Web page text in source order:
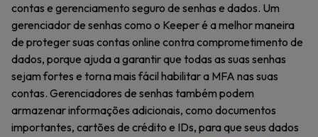
contas e gerenciamento seguro de senhas e dados. Um
gerenciador de senhas como o Keeper é a melhor maneira
de proteger suas contas online contra comprometimento de
dados, porque ajuda a garantir que todas as suas senhas
sejam fortes e torna mais fácil habilitar a MFA nas suas
contas. Gerenciadores de senhas também podem
armazenar informações adicionais, como documentos
importantes, cartões de crédito e IDs, para que seus dados